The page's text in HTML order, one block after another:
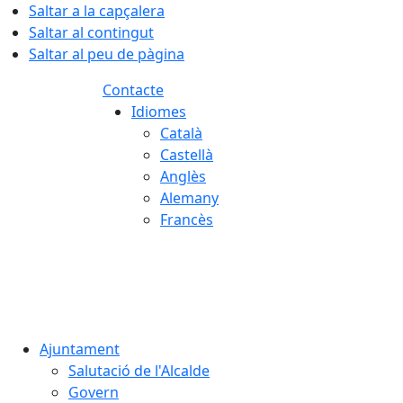
Saltar a la capçalera
Saltar al contingut
Saltar al peu de pàgina
Contacte
Idiomes
Català
Castellà
Anglès
Alemany
Francès
Ajuntament
Salutació de l'Alcalde
Govern